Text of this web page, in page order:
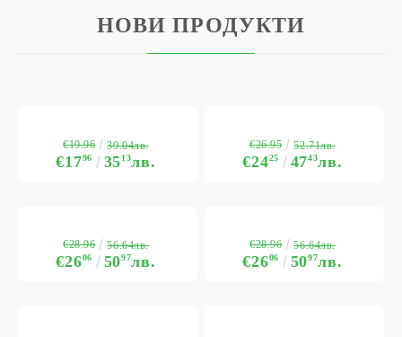
НОВИ ПРОДУКТИ
€1796 3513лв.
€19.96 39.04лв.
€2425 4743лв.
€26.95 52.71лв.
€2606 5097лв.
€28.96 56.64лв.
€2606 5097лв.
€28.96 56.64лв.